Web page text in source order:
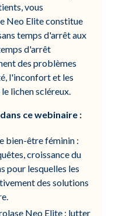
vous
Neo Elite constitue
temps d'arrêt aux
d'arrêt
des problèmes
l'inconfort et les
lichen scléreux.
ce webinaire :
bien-être féminin :
croissance du
pour lesquelles les
des solutions
Neo Elite : lutter